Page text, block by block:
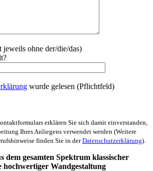
ohne der/die/das)
wurde gelesen (Pflichtfeld)
erklären Sie sich damit einverstanden,
Ihres Anliegens verwendet werden (Weitere
finden Sie in derDatenschutzerklärung).
dem gesamten Spektrum klassischer
hochwertiger Wandgestaltung